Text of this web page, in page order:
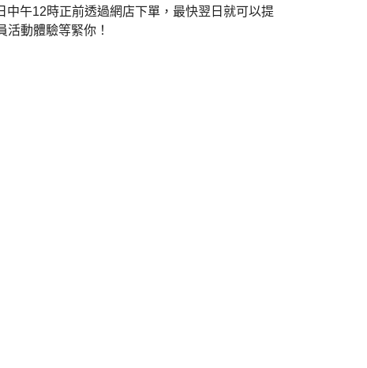
中午12時正前透過網店下單，最快翌日就可以提
活動體驗等緊你！